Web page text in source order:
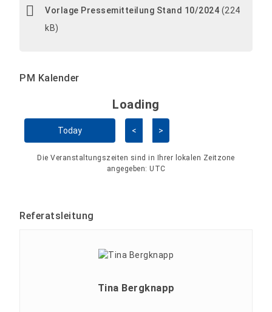
Vorlage Pressemitteilung Stand 10/2024 (224
kB)
PM Kalender
Kalender überspringen
Loading - current view is
Loading
Today < >
Die Veranstaltungszeiten sind in Ihrer lokalen Zeitzone
angegeben: UTC
Referatsleitung
Tina Bergknapp